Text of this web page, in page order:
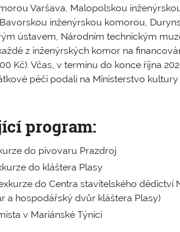
Varšava, Malopolskou
inženýrskou komorou,
ústavem, Národním technickým
z inženýrských komor na
Kč). Včas, v termínu do konce října
péči podali na Ministerstvo kultury
program:
do pivovaru Prazdroj
do kláštera Plasy
do Centra stavitelského dědictví
a hospodářský dvůr kláštera Plasy)
v Mariánské Týnici